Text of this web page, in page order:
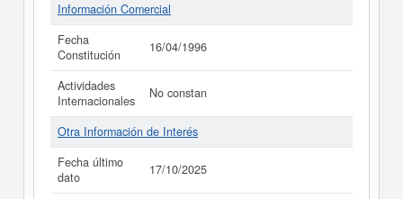
Información Comercial
Fecha
Constitución
16/04/1996
Actividades
Internacionales
No constan
Otra Información de Interés
Fecha último
dato
17/10/2025